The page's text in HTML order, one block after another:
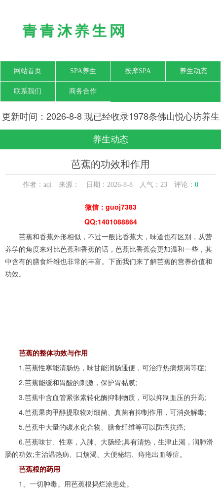
网站首页 SPA养生 按摩SPA 养生动态
联系我们 商务合作
更新时间：2026-8-8 现已经收录1978条佛山悦心坊养生
网信息
养生动态
芭蕉的功效和作用
作者：aqi 来源： 日期：2026-8-8 人气： 23 评论： 0
微信：guoj7383
QQ:1401088864
芭蕉和香蕉外形相似，不过一般比香蕉大，味道也有区别，从营
养学的角度来对比芭蕉和香蕉的话，芭蕉比香蕉会更加温和一些，其
中含有的膳食纤维也非常的丰富。下面我们来了解芭蕉的营养价值和
功效。
芭蕉的整体功效与作用
1.芭蕉性寒能清肠热，味甘能润肠通便，可治疗热病烦渴等症;
2.芭蕉能缓和胃酸的刺激，保护胃黏膜;
3.芭蕉中含血管紧张素转化酶抑制物质，可以抑制血压的升高;
4.芭蕉果肉甲醇提取物对细菌、真菌有抑制作用，可消炎解毒;
5.芭蕉中大量的碳水化合物、膳食纤维等可以防癌抗癌;
6.芭蕉味甘、性寒，入肺、大肠经;具有清热，生津止渴，润肺滑
肠的功效;主治温热病、口烦渴、大便秘结、痔疮出血等症。
芭蕉根的药用
1、一切肿毒。用芭蕉根捣烂涂患处。